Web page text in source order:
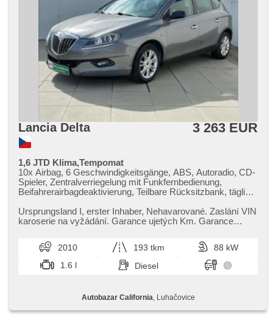
Lancia Delta 3 263 EUR
1,6 JTD Klima,Tempomat
10x Airbag, 6 Geschwindigkeitsgänge, ABS, Autoradio, CD-
Spieler, Zentralverriegelung mit Funkfernbedienung,
Beifahrerairbagdeaktivierung, Teilbare Rücksitzbank, täglich
Klimaanlage, Klimaablage, Alufelgen, Handgetriebe,
Nebelscheinwerfer, Lenkrad einstellbar, Bordcomputer,
Abnutzungssensor des Bremsbelages, Tempomat,
Außenthermometer, höheneinstellbare Sitze,
Heckscheibenwischer
Ursprungsland I,​ erster Inhaber,​ Nehavarované. Zaslání VIN
karoserie na vyžádání. Garance ujetých Km. Garance
2010 193 tkm
88 kW
1.6 l
Diesel
Autobazar California , Luhačovice